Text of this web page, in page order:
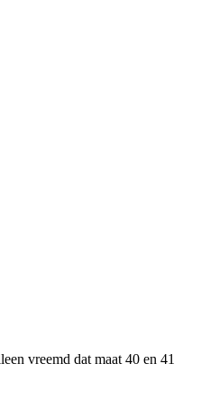
vreemd dat maat 40 en 41